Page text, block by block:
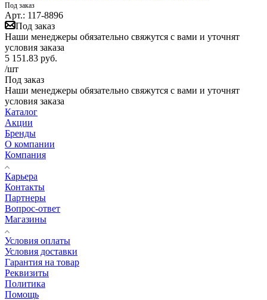
Под заказ
Арт.: 117-8896
Под заказ
Наши менеджеры обязательно свяжутся с вами и уточнят
условия заказа
5 151.83 руб.
/шт
Под заказ
Наши менеджеры обязательно свяжутся с вами и уточнят
условия заказа
Каталог
Акции
Бренды
О компании
Компания
Карьера
Контакты
Партнеры
Вопрос-ответ
Магазины
Условия оплаты
Условия доставки
Гарантия на товар
Реквизиты
Политика
Помощь